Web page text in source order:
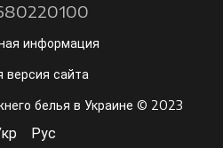
информация
версия сайта
белья в Украине © 2023
Рус